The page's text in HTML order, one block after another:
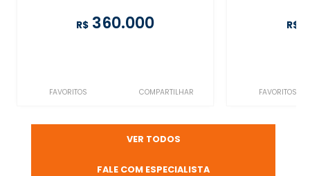
R$ 360.000
FAVORITOS COMPARTILHAR
R$
FAVORITOS
VER TODOS
FALE COM ESPECIALISTA